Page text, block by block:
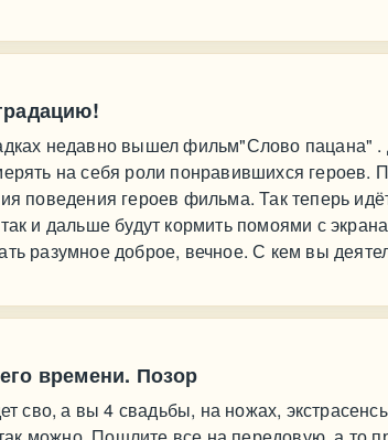
недавно вышел фильм"Слово пацана" .
на себя роли понравившихся героев.
поведения героев фильма. Так теперь
и дальше будут кормить помоями с
разумное доброе, вечное. С кем вы
времени. Позор
сво, а вы 4 свадьбы, на ножах,